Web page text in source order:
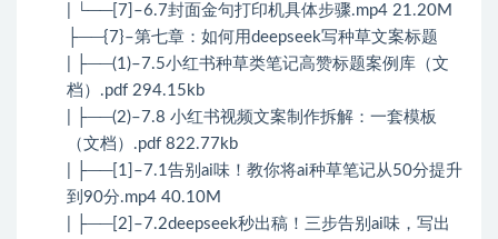
| └──[7]–6.7封面金句打印机具体步骤.mp4 21.20M
├──{7}–第七章：如何用deepseek写种草文案标题
| ├──(1)–7.5小红书种草类笔记高赞标题案例库（文
档）.pdf 294.15kb
| ├──(2)–7.8 小红书视频文案制作拆解：一套模板
（文档）.pdf 822.77kb
| ├──[1]–7.1告别ai味！教你将ai种草笔记从50分提升
到90分.mp4 40.10M
| ├──[2]–7.2deepseek秒出稿！三步告别ai味，写出